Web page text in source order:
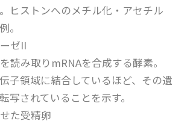
ヒストンへのメチル化・アセチル
。
ゼII
読み取りmRNAを合成する酵素。
子領域に結合しているほど、その遺
写されていることを示す。
た受精卵